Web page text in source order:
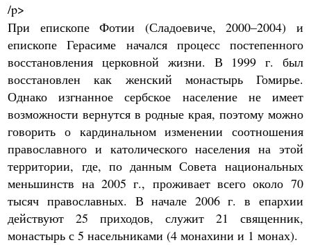
/p>
При епископе Фотии (Сладоевиче, 2000–2004) и
епископе Герасиме начался процесс постепенного
восстановления церковной жизни. В 1999 г. был
восстановлен как женский монастырь Гомирье.
Однако изгнанное сербское население не имеет
возможности вернутся в родные края, поэтому можно
говорить о кардинальном изменении соотношения
православного и католического населения на этой
территории, где, по данным Совета национальных
меньшинств на 2005 г., проживает всего около 70
тысяч православных. В начале 2006 г. в епархии
действуют 25 приходов, служит 21 священник,
монастырь с 5 насельниками (4 монахини и 1 монах).